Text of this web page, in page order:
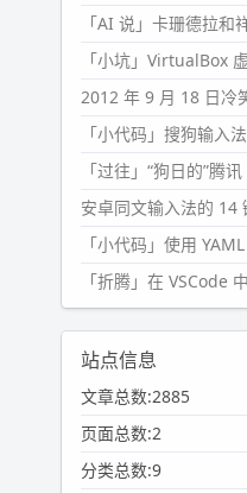
「过往」“狗日的”腾讯
站点信息
文章总数:2885
页面总数:2
分类总数:9